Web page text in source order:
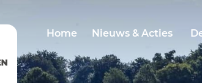
Home Nieuws & Acties